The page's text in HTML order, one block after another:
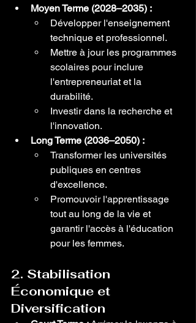
Moyen Terme (2028–2035) :
Développer l'enseignement
technique et professionnel.
Mettre à jour les programmes
scolaires pour inclure
l'entrepreneuriat et la
durabilité.
Investir dans la recherche et
l'innovation.
Long Terme (2036–2050) :
Transformer les universités
publiques en centres
d'excellence.
Promouvoir l'apprentissage
tout au long de la vie et
garantir l'accès à l'éducation
pour les femmes.
2. Stabilisation
Économique et
Diversification